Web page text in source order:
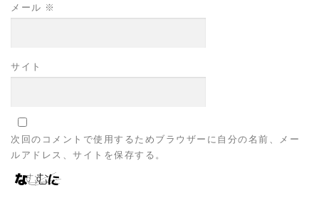
メール ※
サイト
次回のコメントで使用するためブラウザーに自分の名前、メー
ルアドレス、サイトを保存する。